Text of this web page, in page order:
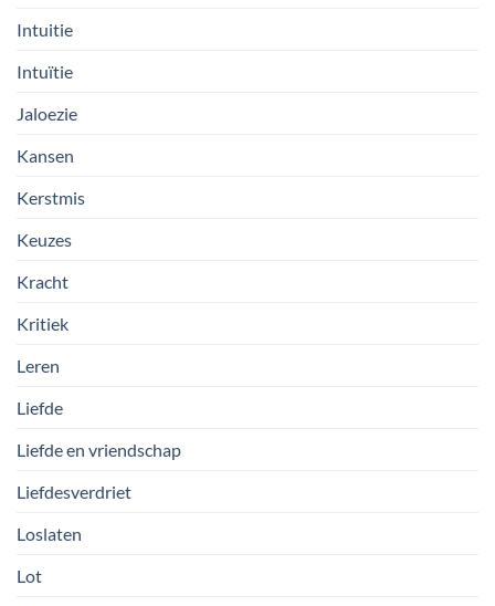
Intuitie
Intuïtie
Jaloezie
Kansen
Kerstmis
Keuzes
Kracht
Kritiek
Leren
Liefde
Liefde en vriendschap
Liefdesverdriet
Loslaten
Lot